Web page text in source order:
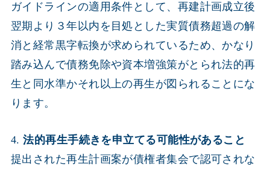
ガイドラインの適用条件として、再建計画成立後
翌期より３年以内を目処とした実質債務超過の解
消と経常黒字転換が求められているため、かなり
踏み込んで債務免除や資本増強策がとられ法的再
生と同水準かそれ以上の再生が図られることにな
ります。
4.法的再生手続きを申立てる可能性があること
提出された再生計画案が債権者集会で認可されな